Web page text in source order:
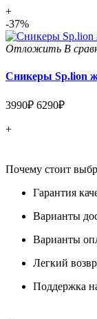
+
-37%
Отложить В
Сникеры Sp.lion
3990₽ 6290₽
+
Почему стоит
Гарантия
Варианты
Варианты
Легкий
Поддержка